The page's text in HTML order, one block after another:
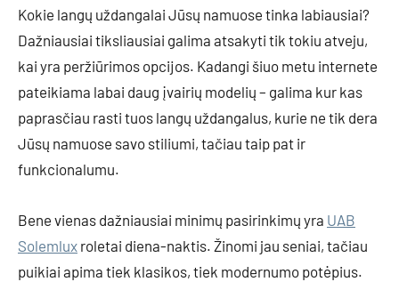
Kokie langų uždangalai Jūsų namuose tinka labiausiai?
Dažniausiai tiksliausiai galima atsakyti tik tokiu atveju,
kai yra peržiūrimos opcijos. Kadangi šiuo metu internete
pateikiama labai daug įvairių modelių – galima kur kas
paprasčiau rasti tuos langų uždangalus, kurie ne tik dera
Jūsų namuose savo stiliumi, tačiau taip pat ir
funkcionalumu.
Bene vienas dažniausiai minimų pasirinkimų yra UAB
Solemlux roletai diena-naktis. Žinomi jau seniai, tačiau
puikiai apima tiek klasikos, tiek modernumo potėpius.